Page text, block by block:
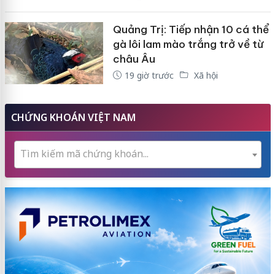
Quảng Trị: Tiếp nhận 10 cá thể
gà lôi lam mào trắng trở về từ
châu Âu
19 giờ trước Xã hội
CHỨNG KHOÁN VIỆT NAM
Tìm kiếm mã chứng khoán...